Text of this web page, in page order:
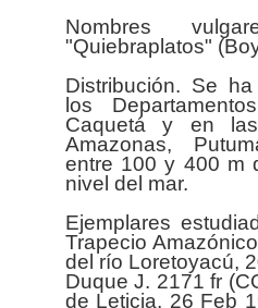
Nombres
"Quiebraplatos"
Distribución. Se
los
Caquetá y en
Amazonas,
entre 100 y 400 m
nivel del mar.
Ejemplares
Trapecio
del río Loretoyacú,
Duque J. 2171 fr
de Leticia, 26 Feb